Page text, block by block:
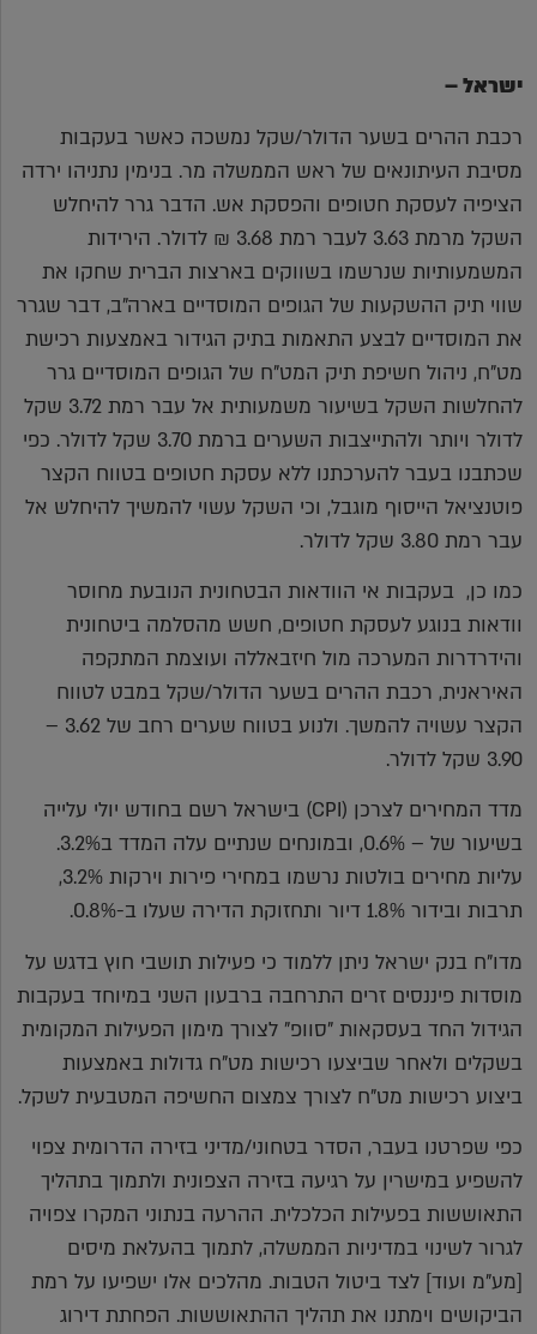
ישראל –
רכבת ההרים בשער הדולר/שקל נמשכה כאשר בעקבות
מסיבת העיתונאים של ראש הממשלה מר. בנימין נתניהו ירדה
הציפיה לעסקת חטופים והפסקת אש. הדבר גרר להיחלש
השקל מרמת 3.63 לעבר רמת 3.68 ₪ לדולר. הירידות
המשמעותיות שנרשמו בשווקים בארצות הברית שחקו את
שווי תיק ההשקעות של הגופים המוסדיים בארה"ב, דבר שגרר
את המוסדיים לבצע התאמות בתיק הגידור באמצעות רכישת
מט"ח, ניהול חשיפת תיק המט"ח של הגופים המוסדיים גרר
להחלשות השקל בשיעור משמעותית אל עבר רמת 3.72 שקל
לדולר ויותר ולהתייצבות השערים ברמת 3.70 שקל לדולר. כפי
שכתבנו בעבר להערכתנו ללא עסקת חטופים בטווח הקצר
פוטנציאל הייסוף מוגבל, וכי השקל עשוי להמשיך להיחלש אל
עבר רמת 3.80 שקל לדולר.
כמו כן, בעקבות אי הוודאות הבטחונית הנובעת מחוסר
וודאות בנוגע לעסקת חטופים, חשש מהסלמה ביטחונית
והידרדרות המערכה מול חיזבאללה ועוצמת המתקפה
האיראנית, רכבת ההרים בשער הדולר/שקל במבט לטווח
הקצר עשויה להמשך. ולנוע בטווח שערים רחב של 3.62 –
3.90 שקל לדולר.
מדד המחירים לצרכן (CPI) בישראל רשם בחודש יולי עלייה
בשיעור של – 0.6%, ובמונחים שנתיים עלה המדד ב3.2%.
עליות מחירים בולטות נרשמו במחירי פירות וירקות 3.2%,
תרבות ובידור 1.8% דיור ותחזוקת הדירה שעלו ב-0.8%.
מדו"ח בנק ישראל ניתן ללמוד כי פעילות תושבי חוץ בדגש על
מוסדות פיננסים זרים התרחבה ברבעון השני במיוחד בעקבות
הגידול החד בעסקאות "סוופ" לצורך מימון הפעילות המקומית
בשקלים ולאחר שביצעו רכישות מט"ח גדולות באמצעות
ביצוע רכישות מט"ח לצורך צמצום החשיפה המטבעית לשקל.
כפי שפרטנו בעבר, הסדר בטחוני/מדיני בזירה הדרומית צפוי
להשפיע במישרין על רגיעה בזירה הצפונית ולתמוך בתהליך
התאוששות בפעילות הכלכלית. ההרעה בנתוני המקרו צפויה
לגרור לשינוי במדיניות הממשלה, לתמוך בהעלאת מיסים
[מע"מ ועוד] לצד ביטול הטבות. מהלכים אלו ישפיעו על רמת
הביקושים וימתנו את תהליך ההתאוששות. הפחתת דירוג